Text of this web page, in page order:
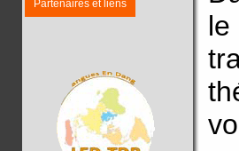
Partenaires et liens